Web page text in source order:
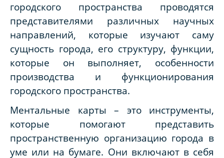
городского пространства проводятся
представителями различных научных
направлений, которые изучают саму
сущность города, его структуру, функции,
которые он выполняет, особенности
производства и функционирования
городского пространства.
Ментальные карты – это инструменты,
которые помогают представить
пространственную организацию города в
уме или на бумаге. Они включают в себя